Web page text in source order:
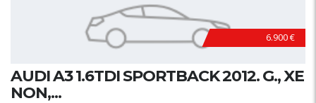
6.900 €
AUDI A3 1.6TDI SPORTBACK 2012. G., XE
NON,...